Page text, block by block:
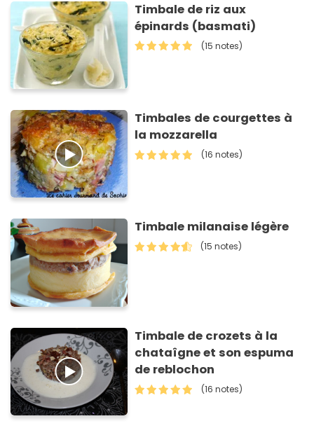
Timbale de riz aux
épinards (basmati)
(15 notes)
Timbales de courgettes à
la mozzarella
(16 notes)
Timbale milanaise légère
(15 notes)
Timbale de crozets à la
chataîgne et son espuma
de reblochon
(16 notes)